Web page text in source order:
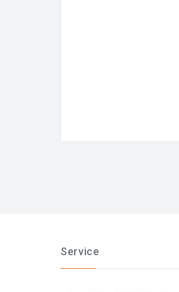
Service